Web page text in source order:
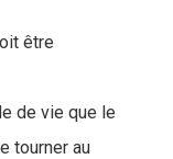
être
de vie que le
tourner au